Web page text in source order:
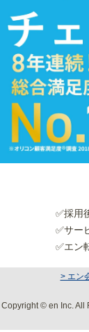
✅採用
✅
✅エン
> エン
Copyright © en Inc. All